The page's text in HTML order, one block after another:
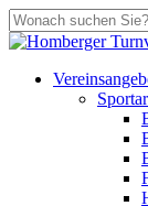
Skip
to
content
Close
search
Menu